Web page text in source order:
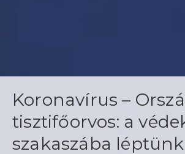
Koronavírus –
tisztifőorvos: a
szakaszába léptünk